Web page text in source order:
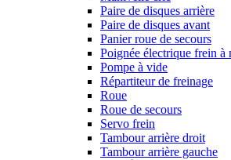
Paire de disques arrière
Paire de disques avant
Panier roue de secours
Poignée électrique frein à
Pompe à vide
Répartiteur de freinage
Roue
Roue de secours
Servo frein
Tambour arrière droit
Tambour arrière gauche